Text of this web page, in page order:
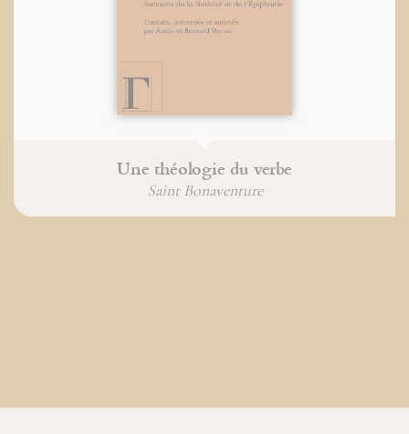
Une théologie du verbe
Saint Bonaventure